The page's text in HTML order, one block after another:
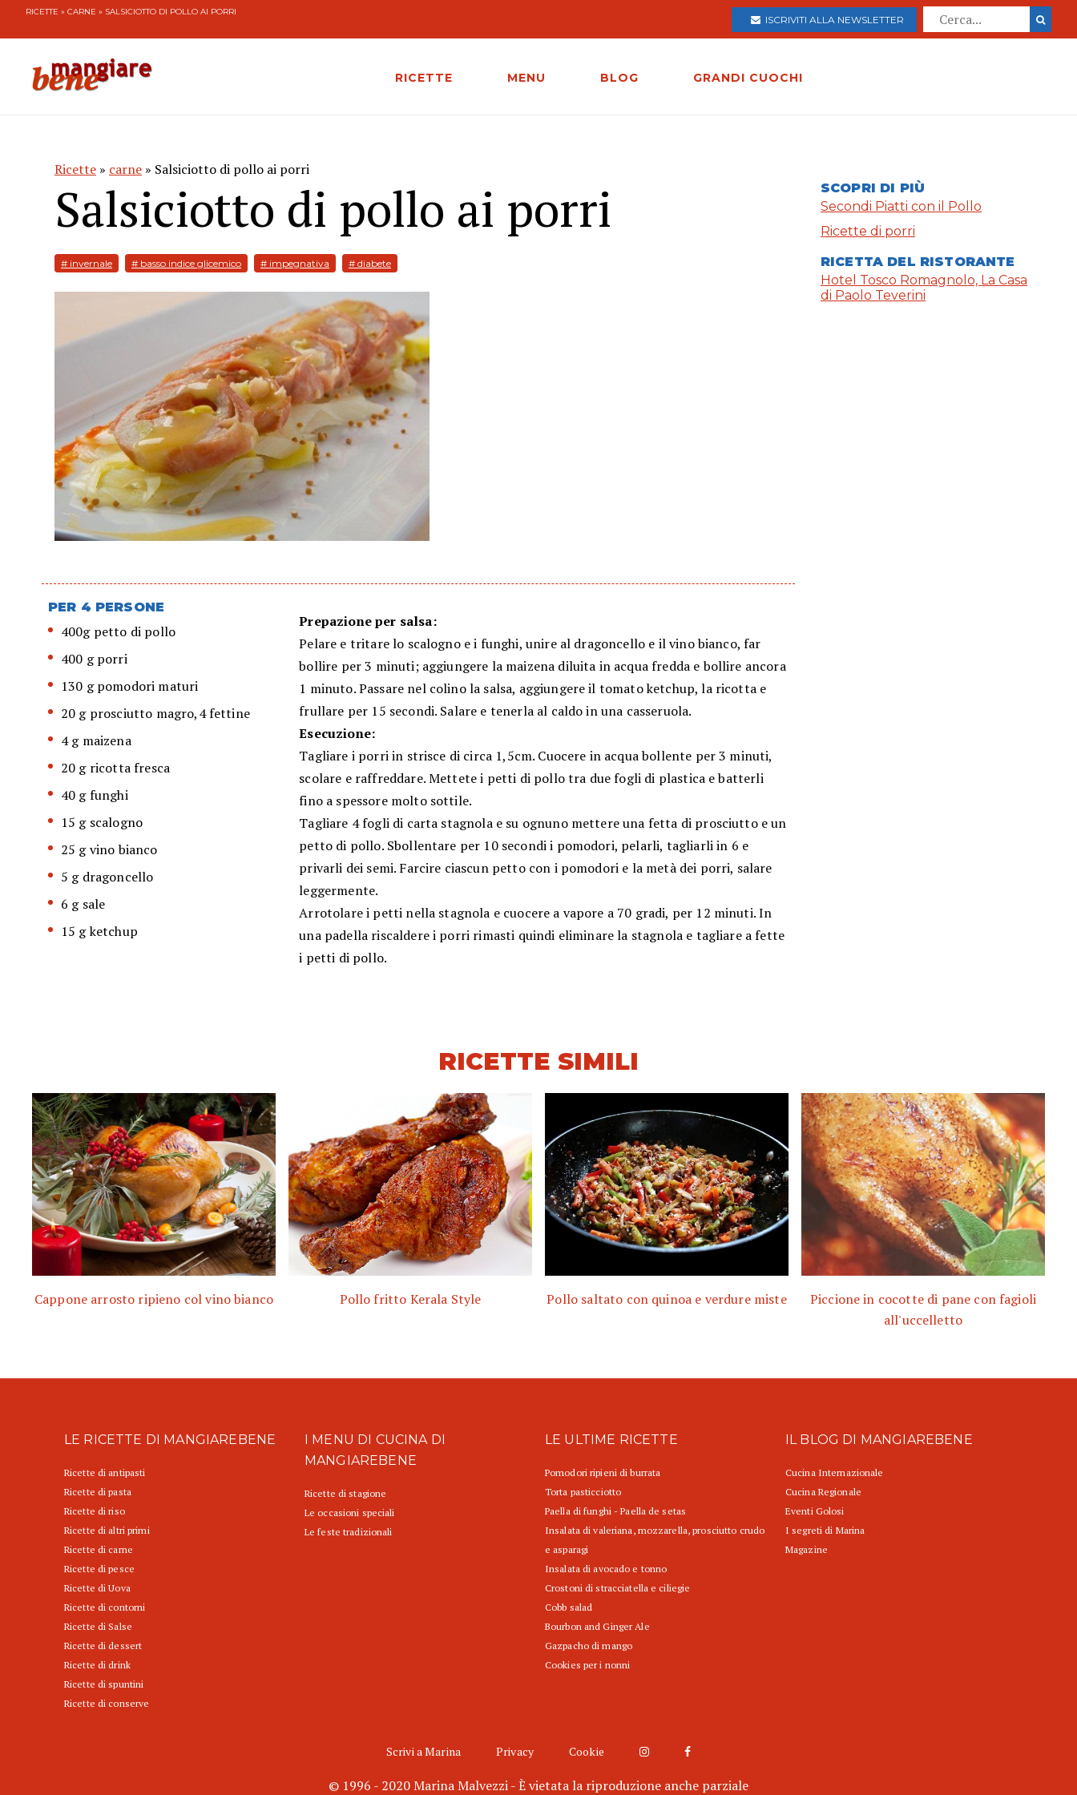
RICETTE » CARNE » SALSICIOTTO DI POLLO AI PORRI
ISCRIVITI ALLA NEWSLETTER
RICETTE MENU BLOG GRANDI CUOCHI
Ricette » carne » Salsiciotto di pollo ai porri
Salsiciotto di pollo ai porri
# invernale # basso indice glicemico # impegnativa # diabete
PER 4 PERSONE
400g petto di pollo
400 g porri
130 g pomodori maturi
20 g prosciutto magro,4 fettine
4 g maizena
20 g ricotta fresca
40 g funghi
15 g scalogno
25 g vino bianco
5 g dragoncello
6 g sale
15 g ketchup
Prepazione per salsa:
Pelare e tritare lo scalogno e i funghi, unire al dragoncello e il vino bianco, far
bollire per 3 minuti; aggiungere la maizena diluita in acqua fredda e bollire ancora
1 minuto. Passare nel colino la salsa, aggiungere il tomato ketchup, la ricotta e
frullare per 15 secondi. Salare e tenerla al caldo in una casseruola.
Esecuzione:
Tagliare i porri in strisce di circa 1,5cm. Cuocere in acqua bollente per 3 minuti,
scolare e raffreddare. Mettete i petti di pollo tra due fogli di plastica e batterli
fino a spessore molto sottile.
Tagliare 4 fogli di carta stagnola e su ognuno mettere una fetta di prosciutto e un
petto di pollo. Sbollentare per 10 secondi i pomodori, pelarli, tagliarli in 6 e
privarli dei semi. Farcire ciascun petto con i pomodori e la metà dei porri, salare
leggermente.
Arrotolare i petti nella stagnola e cuocere a vapore a 70 gradi, per 12 minuti. In
una padella riscaldere i porri rimasti quindi eliminare la stagnola e tagliare a fette
i petti di pollo.
SCOPRI DI PIÙ
Secondi Piatti con il Pollo
Ricette di porri
RICETTA DEL RISTORANTE
Hotel Tosco Romagnolo, La Casa
di Paolo Teverini
RICETTE SIMILI
Cappone arrosto ripieno col vino bianco Pollo fritto Kerala Style Pollo saltato con quinoa e verdure miste
Piccione in cocotte di pane con fagioli
all'uccelletto
LE RICETTE DI MANGIAREBENE
Ricette di antipasti
Ricette di pasta
Ricette di riso
Ricette di altri primi
Ricette di carne
Ricette di pesce
Ricette di Uova
Ricette di contorni
Ricette di Salse
Ricette di dessert
Ricette di drink
Ricette di spuntini
Ricette di conserve
I MENU DI CUCINA DI
MANGIAREBENE
Ricette di stagione
Le occasioni speciali
Le feste tradizionali
LE ULTIME RICETTE
Pomodori ripieni di burrata
Torta pasticciotto
Paella di funghi - Paella de setas
Insalata di valeriana, mozzarella, prosciutto crudo
e asparagi
Insalata di avocado e tonno
Crostoni di stracciatella e ciliegie
Cobb salad
Bourbon and Ginger Ale
Gazpacho di mango
Cookies per i nonni
IL BLOG DI MANGIAREBENE
Cucina Internazionale
Cucina Regionale
Eventi Golosi
I segreti di Marina
Magazine
Scrivi a Marina Privacy Cookie
© 1996 - 2020 Marina Malvezzi - È vietata la riproduzione anche parziale